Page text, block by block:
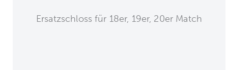
Ersatzschloss für 18er, 19er, 20er Match